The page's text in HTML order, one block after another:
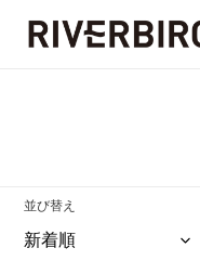
並び替え